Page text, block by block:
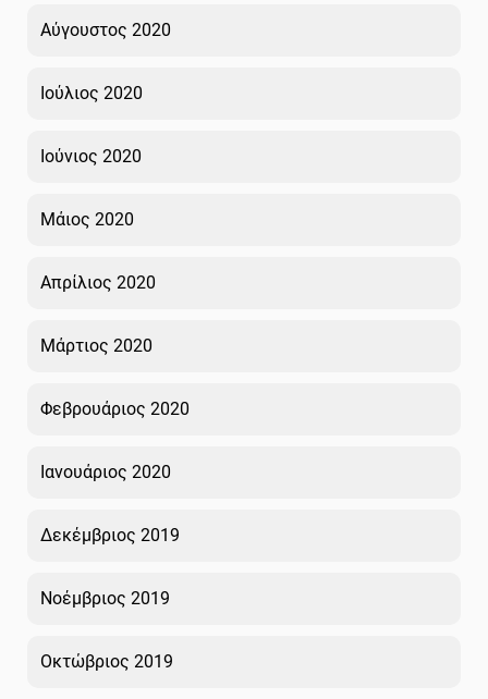
Αύγουστος 2020
Ιούλιος 2020
Ιούνιος 2020
Μάιος 2020
Απρίλιος 2020
Μάρτιος 2020
Φεβρουάριος 2020
Ιανουάριος 2020
Δεκέμβριος 2019
Νοέμβριος 2019
Οκτώβριος 2019